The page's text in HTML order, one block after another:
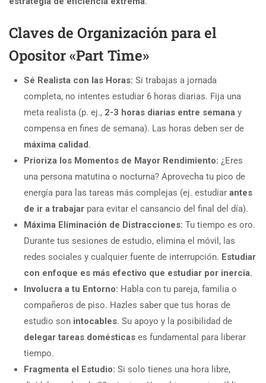
Claves de Organización para el
Opositor «Part Time»
Sé Realista con las Horas: Si trabajas a jornada
completa, no intentes estudiar 6 horas diarias. Fija una
meta realista (p. ej., 2-3 horas diarias entre semana y
compensa en fines de semana). Las horas deben ser de
máxima calidad.
Prioriza los Momentos de Mayor Rendimiento: ¿Eres
una persona matutina o nocturna? Aprovecha tu pico de
energía para las tareas más complejas (ej. estudiar antes
de ir a trabajar para evitar el cansancio del final del día).
Máxima Eliminación de Distracciones: Tu tiempo es oro.
Durante tus sesiones de estudio, elimina el móvil, las
redes sociales y cualquier fuente de interrupción. Estudiar
con enfoque es más efectivo que estudiar por inercia.
Involucra a tu Entorno: Habla con tu pareja, familia o
compañeros de piso. Hazles saber que tus horas de
estudio son intocables. Su apoyo y la posibilidad de
delegar tareas domésticas es fundamental para liberar
tiempo.
Fragmenta el Estudio: Si solo tienes una hora libre,